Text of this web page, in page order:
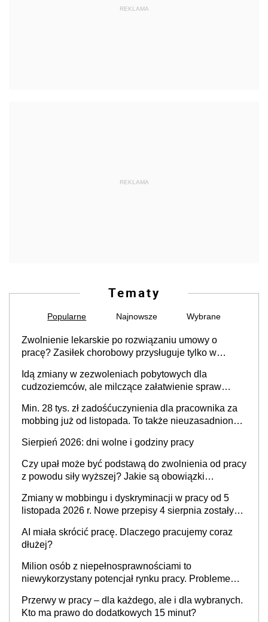
REKLAMA
REKLAMA
Tematy
Popularne Najnowsze Wybrane
Zwolnienie lekarskie po rozwiązaniu umowy o
pracę? Zasiłek chorobowy przysługuje tylko w
stosunku pracy
Idą zmiany w zezwoleniach pobytowych dla
cudzoziemców, ale milczące załatwienie spraw
Min. 28 tys. zł zadośćuczynienia dla pracownika za
mobbing już od listopada. To także nieuzasadniona
Sierpień 2026: dni wolne i godziny pracy
Czy upał może być podstawą do zwolnienia od pracy
z powodu siły wyższej? Jakie są obowiązki
Zmiany w mobbingu i dyskryminacji w pracy od 5
listopada 2026 r. Nowe przepisy 4 sierpnia zostały
AI miała skrócić pracę. Dlaczego pracujemy coraz
dłużej?
Milion osób z niepełnosprawnościami to
niewykorzystany potencjał rynku pracy. Problemem
refundacji, ale bariery po stronie systemu i
świadomości pracodawców [WYWIAD]
Przerwy w pracy – dla każdego, ale i dla wybranych.
Kto ma prawo do dodatkowych 15 minut?